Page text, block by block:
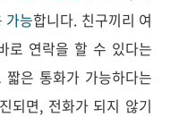
가능합니다. 친구끼리 여
로 연락을 할 수 있다는
짧은 통화가 가능하다는
되면, 전화가 되지 않기